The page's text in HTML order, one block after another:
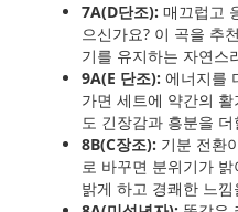
7A(D단조): 매끄럽고
으신가요? 이 곡을 추
기를 유지하는 자연스
9A(E 단조): 에너지를
가면 세트에 약간의
도 긴장감과 흥분을
8B(C장조): 기분 전환
로 바꾸면 분위기가
밝게 하고 경쾌한 느